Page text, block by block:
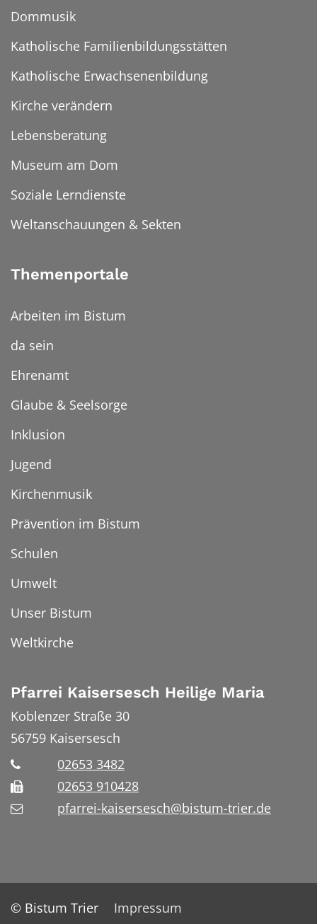
Dommusik
Katholische Familienbildungsstätten
Katholische Erwachsenenbildung
Kirche verändern
Lebensberatung
Museum am Dom
Soziale Lerndienste
Weltanschauungen & Sekten
Themenportale
Arbeiten im Bistum
da sein
Ehrenamt
Glaube & Seelsorge
Inklusion
Jugend
Kirchenmusik
Prävention im Bistum
Schulen
Umwelt
Unser Bistum
Weltkirche
Pfarrei Kaisersesch Heilige Maria
Koblenzer Straße 30
56759 Kaisersesch
02653 3482
02653 910428
pfarrei-kaisersesch@bistum-trier.de
© Bistum Trier
Impressum